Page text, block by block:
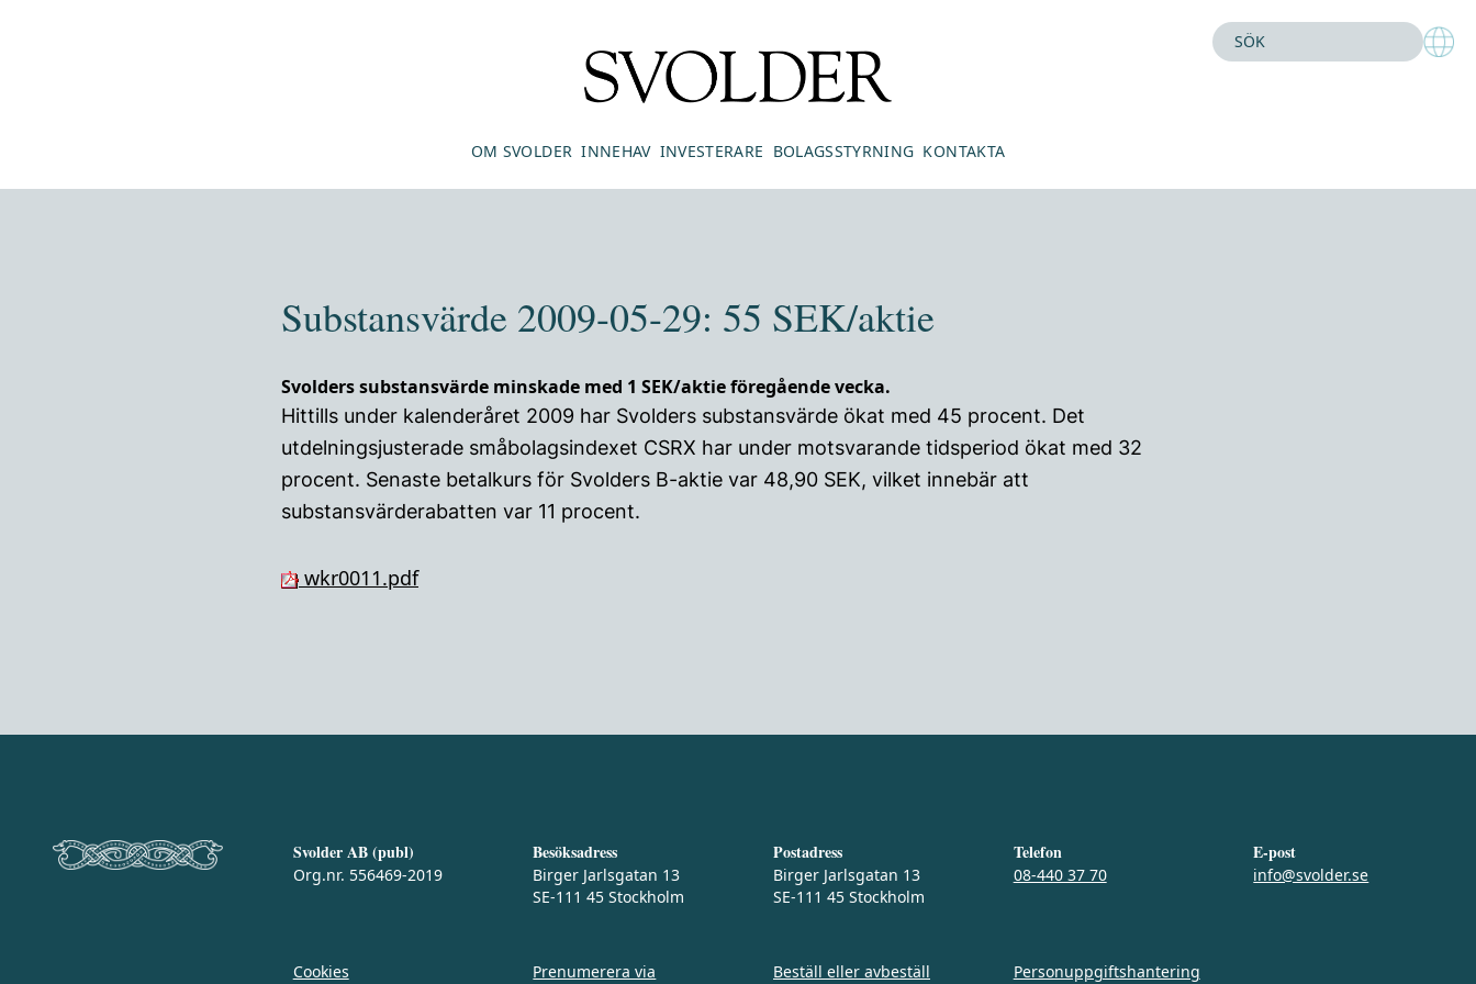
OM SVOLDER INNEHAV INVESTERARE BOLAGSSTYRNING KONTAKTA
Substansvärde 2009-05-29: 55 SEK/aktie
Svolders substansvärde minskade med 1 SEK/aktie föregående vecka.
Hittills under kalenderåret 2009 har Svolders substansvärde ökat med 45 procent. Det
utdelningsjusterade småbolagsindexet CSRX har under motsvarande tidsperiod ökat med 32
procent. Senaste betalkurs för Svolders B-aktie var 48,90 SEK, vilket innebär att
substansvärderabatten var 11 procent.
wkr0011.pdf
Svolder AB (publ)
Org.nr. 556469-2019
Besöksadress
Birger Jarlsgatan 13
SE-111 45 Stockholm
Postadress
Birger Jarlsgatan 13
SE-111 45 Stockholm
Telefon
08-440 37 70
E-post
info@svolder.se
Cookies
Prenumerera via
Beställ eller avbeställ
Personuppgiftshantering